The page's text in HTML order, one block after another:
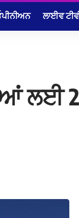
ਲਾਈਵ
ਲਈ